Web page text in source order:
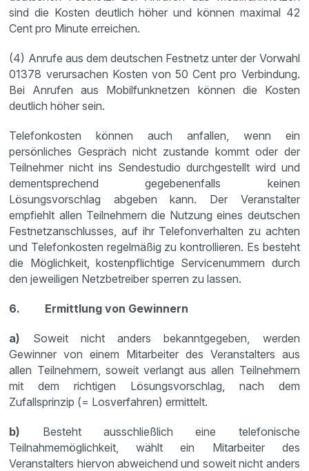
sind die Kosten deutlich höher und können maximal 42
Cent pro Minute erreichen.
(4) Anrufe aus dem deutschen Festnetz unter der Vorwahl
01378 verursachen Kosten von 50 Cent pro Verbindung.
Bei Anrufen aus Mobilfunknetzen können die Kosten
deutlich höher sein.
Telefonkosten können auch anfallen, wenn ein
persönliches Gespräch nicht zustande kommt oder der
Teilnehmer nicht ins Sendestudio durchgestellt wird und
dementsprechend gegebenenfalls keinen
Lösungsvorschlag abgeben kann. Der Veranstalter
empfiehlt allen Teilnehmern die Nutzung eines deutschen
Festnetzanschlusses, auf ihr Telefonverhalten zu achten
und Telefonkosten regelmäßig zu kontrollieren. Es besteht
die Möglichkeit, kostenpflichtige Servicenummern durch
den jeweiligen Netzbetreiber sperren zu lassen.
6. Ermittlung von Gewinnern
a) Soweit nicht anders bekanntgegeben, werden
Gewinner von einem Mitarbeiter des Veranstalters aus
allen Teilnehmern, soweit verlangt aus allen Teilnehmern
mit dem richtigen Lösungsvorschlag, nach dem
Zufallsprinzip (= Losverfahren) ermittelt.
b) Besteht ausschließlich eine telefonische
Teilnahmemöglichkeit, wählt ein Mitarbeiter des
Veranstalters hiervon abweichend und soweit nicht anders